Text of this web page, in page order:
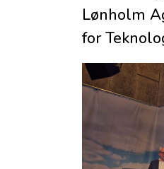
Lønholm
for